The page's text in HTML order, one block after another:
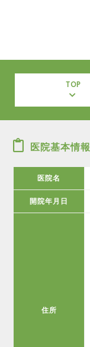
TOP
医院基本情報
医院名
開院年月日
住所